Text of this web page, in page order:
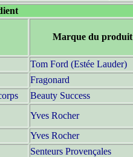
Marque du produit
Tom Ford (Estée Lauder)
Fragonard
Beauty Success
Yves Rocher
Yves Rocher
Senteurs Provençales